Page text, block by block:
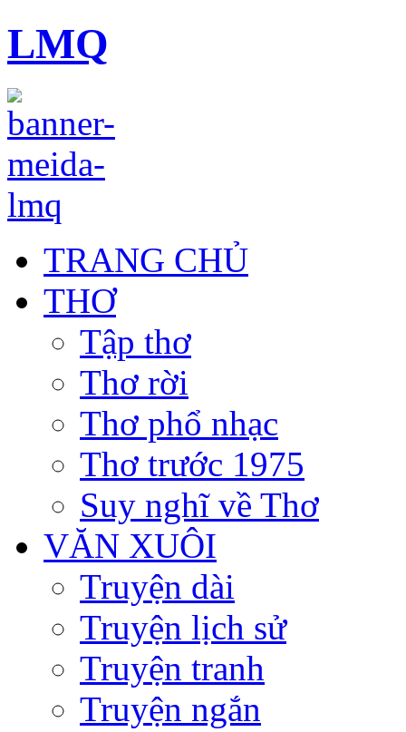
LMQ
TRANG CHỦ
THƠ
Tập thơ
Thơ rời
Thơ phổ nhạc
Thơ trước 1975
Suy nghĩ về Thơ
VĂN XUÔI
Truyện dài
Truyện lịch sử
Truyện tranh
Truyện ngắn